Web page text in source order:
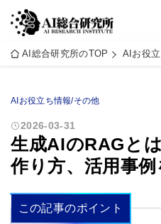
AI総合研究所のTOP AIお役
AIお役立ち情報/その他
2026-03-31
生成AIのRAGと
作り方、活用事例
この記事のポイント